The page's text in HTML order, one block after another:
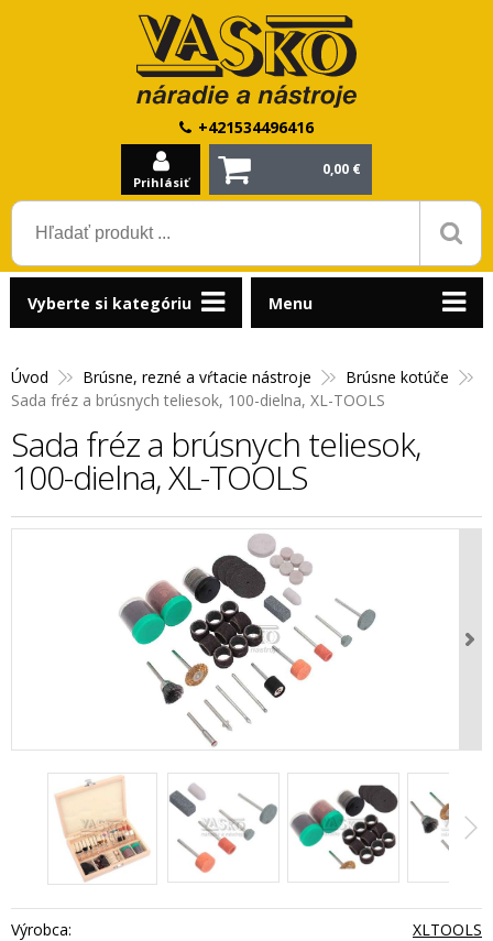
+421534496416
Prihlásiť
0,00 €
Úvod Brúsne, rezné a vŕtacie nástroje
Brúsne kotúče
Sada fréz a brúsnych teliesok, 100-dielna, XL-TOOLS
Sada fréz a brúsnych teliesok,
100-dielna, XL-TOOLS
Výrobca:
XLTOOLS
Vyberte si kategóriu Menu